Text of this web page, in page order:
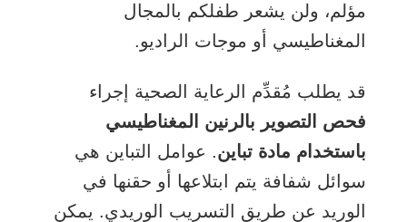
مؤلم، ولن يشعر طفلكم بالمجال
المغناطيسي أو موجات الراديو.
قد يطلب مُقدِّم الرعاية الصحية إجراء
فحص التصوير بالرنين المغناطيسي
باستخدام مادة تباين. عوامل التباين هي
سوائل شفافة يتم ابتلاعها أو حقنها في
الوريد عن طريق التسريب الوريدي. يمكن